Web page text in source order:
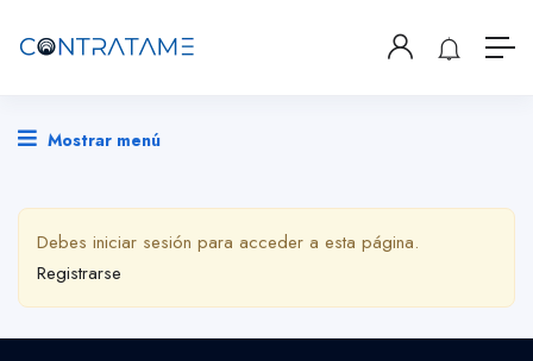
Mostrar menú
Debes iniciar sesión para acceder a esta página.
Registrarse